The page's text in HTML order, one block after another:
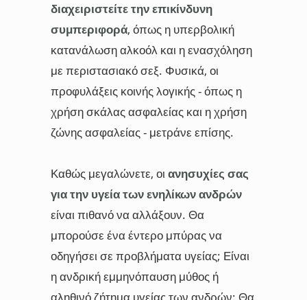
διαχειριστείτε την επικίνδυνη
συμπεριφορά, όπως η υπερβολική
κατανάλωση αλκοόλ και η ενασχόληση
με περιστασιακό σεξ. Φυσικά, οι
προφυλάξεις κοινής λογικής - όπως η
χρήση σκάλας ασφαλείας και η χρήση
ζώνης ασφαλείας - μετράνε επίσης.
Καθώς μεγαλώνετε, οι ανησυχίες σας
για την υγεία των ενηλίκων ανδρών
είναι πιθανό να αλλάξουν. Θα
μπορούσε ένα έντερο μπύρας να
οδηγήσει σε προβλήματα υγείας; Είναι
η ανδρική εμμηνόπαυση μύθος ή
αληθινό ζήτημα υγείας των ανδρών; Θα